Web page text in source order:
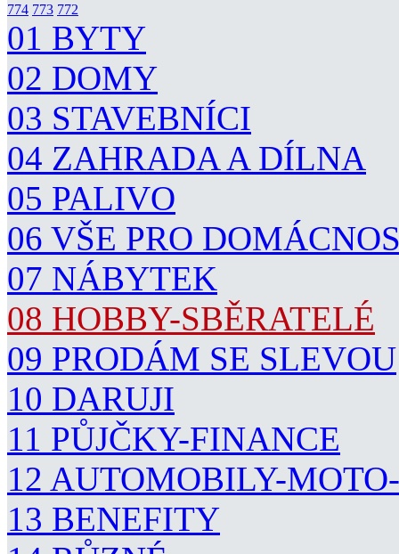
774 773 772
01 BYTY
02 DOMY
03 STAVEBNÍCI
04 ZAHRADA A DÍLNA
05 PALIVO
06 VŠE PRO
07 NÁBYTEK
08 HOBBY-SBĚRATELÉ
09 PRODÁM SE SLEVOU
10 DARUJI
11 PŮJČKY-FINANCE
12 AUTOMOBILY-
13 BENEFITY